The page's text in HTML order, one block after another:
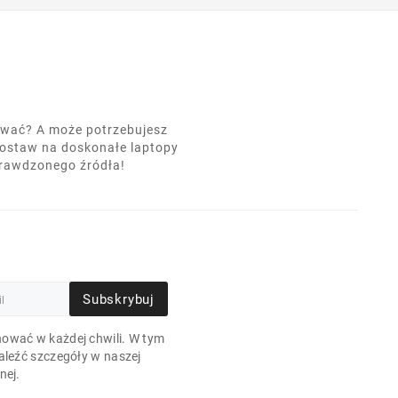
A może potrzebujesz
na doskonałe laptopy
źródła!
Subskrybuj
w każdej chwili. W tym
szczegóły w naszej